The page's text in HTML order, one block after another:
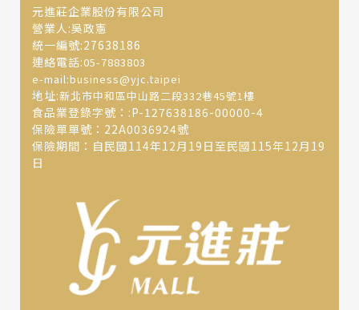
元進莊企業股份有限公司
營業人:吳政憲
統一編號:27638186
連絡電話:05-7883803
e-mail:business@yjc.taipei
地址:新北市中和區中山路二段332巷45號1樓
食品業登錄字號：:P-127638186-00000-4
保險單單號：22A0036924號
保險期間：自民國114年12月19日至民國115年12月19
日